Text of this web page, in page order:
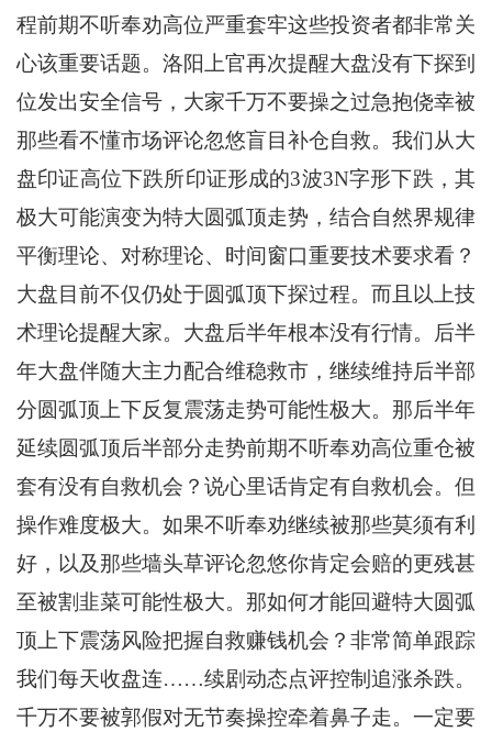
程前期不听奉劝高位严重套牢这些投资者都非常关
心该重要话题。洛阳上官再次提醒大盘没有下探到
位发出安全信号，大家千万不要操之过急抱侥幸被
那些看不懂市场评论忽悠盲目补仓自救。我们从大
盘印证高位下跌所印证形成的3波3N字形下跌，其
极大可能演变为特大圆弧顶走势，结合自然界规律
平衡理论、对称理论、时间窗口重要技术要求看？
大盘目前不仅仍处于圆弧顶下探过程。而且以上技
术理论提醒大家。大盘后半年根本没有行情。后半
年大盘伴随大主力配合维稳救市，继续维持后半部
分圆弧顶上下反复震荡走势可能性极大。那后半年
延续圆弧顶后半部分走势前期不听奉劝高位重仓被
套有没有自救机会？说心里话肯定有自救机会。但
操作难度极大。如果不听奉劝继续被那些莫须有利
好，以及那些墙头草评论忽悠你肯定会赔的更残甚
至被割韭菜可能性极大。那如何才能回避特大圆弧
顶上下震荡风险把握自救赚钱机会？非常简单跟踪
我们每天收盘连……续剧动态点评控制追涨杀跌。
千万不要被郭假对无节奏操控牵着鼻子走。一定要